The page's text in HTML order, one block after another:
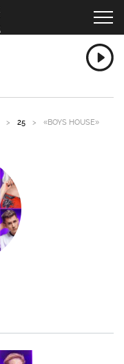
> 25 > «BOYS HOUSE»